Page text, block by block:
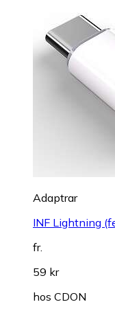
Adaptrar
INF Lightning
fr.
59 kr
hos CDON